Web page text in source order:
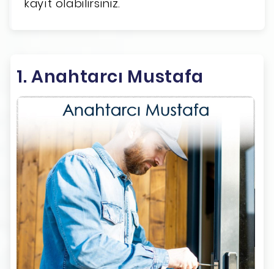
kayıt olabilirsiniz.
1. Anahtarcı Mustafa